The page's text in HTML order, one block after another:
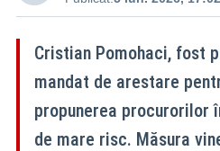
Cristian Pomohaci, fost
mandat de arestare
propunerea procurorilor
de mare risc. Măsura